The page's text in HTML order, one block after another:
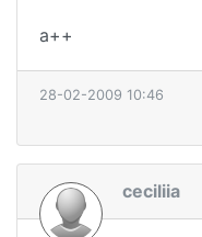
a++
28-02-2009 10:46
ceciliia